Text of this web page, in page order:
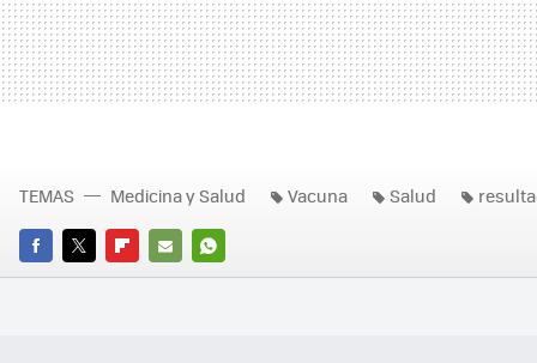
FACEBOOK
TWITTERFLIPBOARD
E-
WHATSAPP
TEMAS Medicina y Salud Vacuna Salud